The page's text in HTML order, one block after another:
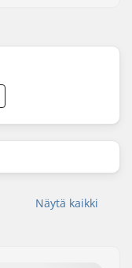
Näytä kaikki